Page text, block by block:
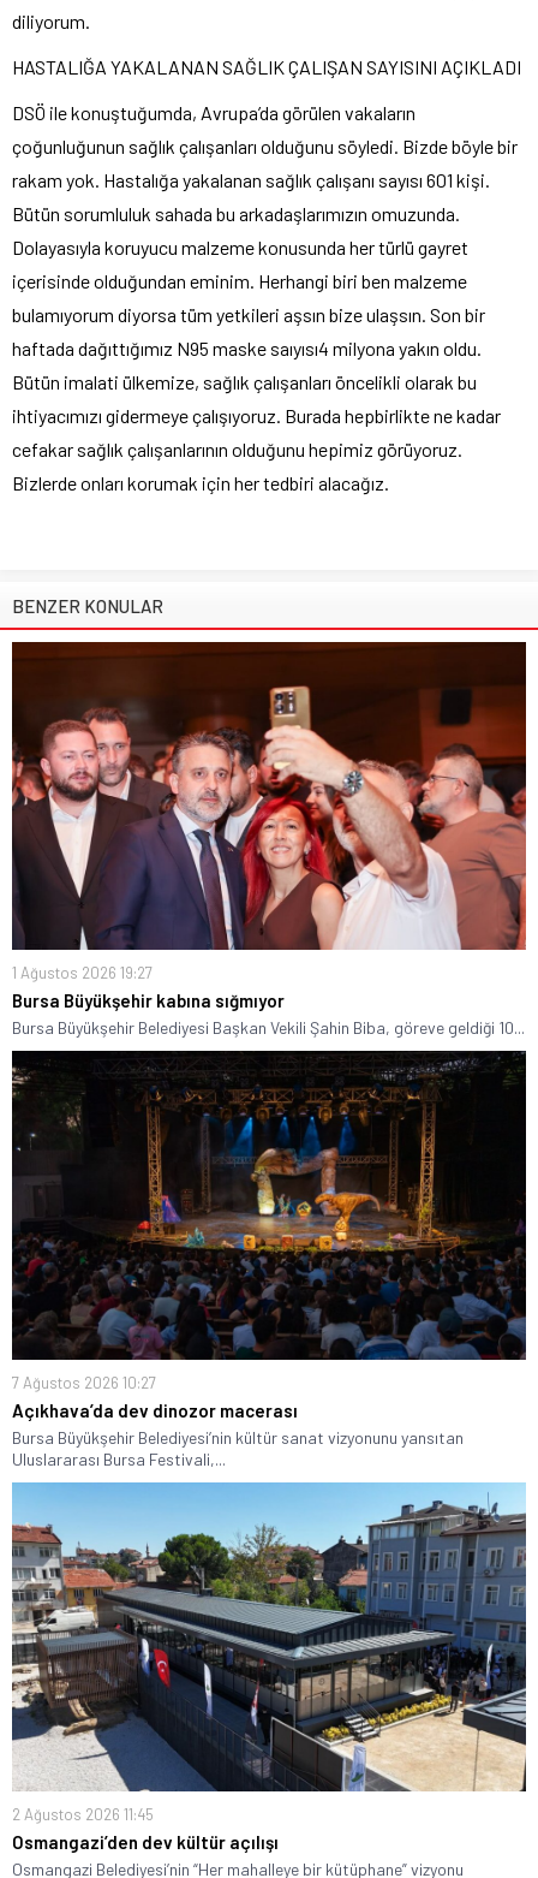
diliyorum.
HASTALIĞA YAKALANAN SAĞLIK ÇALIŞAN SAYISINI AÇIKLADI
DSÖ ile konuştuğumda, Avrupa’da görülen vakaların
çoğunluğunun sağlık çalışanları olduğunu söyledi. Bizde böyle bir
rakam yok. Hastalığa yakalanan sağlık çalışanı sayısı 601 kişi.
Bütün sorumluluk sahada bu arkadaşlarımızın omuzunda.
Dolayasıyla koruyucu malzeme konusunda her türlü gayret
içerisinde olduğundan eminim. Herhangi biri ben malzeme
bulamıyorum diyorsa tüm yetkileri aşsın bize ulaşsın. Son bir
haftada dağıttığımız N95 maske saıyısı4 milyona yakın oldu.
Bütün imalati ülkemize, sağlık çalışanları öncelikli olarak bu
ihtiyacımızı gidermeye çalışıyoruz. Burada hepbirlikte ne kadar
cefakar sağlık çalışanlarının olduğunu hepimiz görüyoruz.
Bizlerde onları korumak için her tedbiri alacağız.
BENZER KONULAR
1 Ağustos 2026 19:27
Bursa Büyükşehir kabına sığmıyor
Bursa Büyükşehir Belediyesi Başkan Vekili Şahin Biba, göreve geldiği 10...
7 Ağustos 2026 10:27
Açıkhava’da dev dinozor macerası
Bursa Büyükşehir Belediyesi’nin kültür sanat vizyonunu yansıtan
Uluslararası Bursa Festivali,...
2 Ağustos 2026 11:45
Osmangazi’den dev kültür açılışı
Osmangazi Belediyesi’nin “Her mahalleye bir kütüphane” vizyonu